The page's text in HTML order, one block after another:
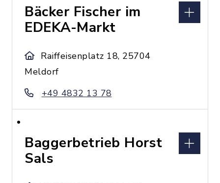
Bäcker Fischer im
EDEKA-Markt
Raiffeisenplatz 18, 25704
Meldorf
+49 4832 13 78
Baggerbetrieb Horst
Sals